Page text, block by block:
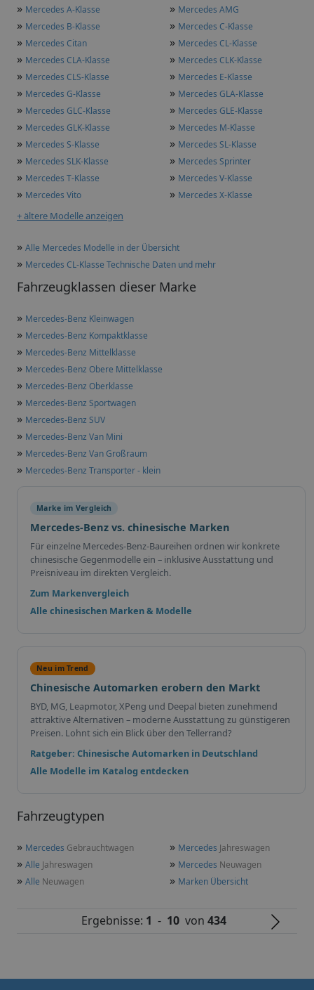
» Mercedes A-Klasse » Mercedes AMG
» Mercedes B-Klasse » Mercedes C-Klasse
» Mercedes Citan » Mercedes CL-Klasse
» Mercedes CLA-Klasse » Mercedes CLK-Klasse
» Mercedes CLS-Klasse » Mercedes E-Klasse
» Mercedes G-Klasse » Mercedes GLA-Klasse
» Mercedes GLC-Klasse » Mercedes GLE-Klasse
» Mercedes GLK-Klasse » Mercedes M-Klasse
» Mercedes S-Klasse » Mercedes SL-Klasse
» Mercedes SLK-Klasse » Mercedes Sprinter
» Mercedes T-Klasse » Mercedes V-Klasse
» Mercedes Vito » Mercedes X-Klasse
+ ältere Modelle anzeigen
» Alle Mercedes Modelle in der Übersicht
» Mercedes CL-Klasse Technische Daten und mehr
Fahrzeugklassen dieser Marke
» Mercedes-Benz Kleinwagen
» Mercedes-Benz Kompaktklasse
» Mercedes-Benz Mittelklasse
» Mercedes-Benz Obere Mittelklasse
» Mercedes-Benz Oberklasse
» Mercedes-Benz Sportwagen
» Mercedes-Benz SUV
» Mercedes-Benz Van Mini
» Mercedes-Benz Van Großraum
» Mercedes-Benz Transporter - klein
Marke im Vergleich
Mercedes-Benz vs. chinesische Marken
Für einzelne Mercedes-Benz-Baureihen ordnen wir konkrete
chinesische Gegenmodelle ein – inklusive Ausstattung und
Preisniveau im direkten Vergleich.
Zum Markenvergleich
Alle chinesischen Marken & Modelle
Neu im Trend
Chinesische Automarken erobern den Markt
BYD, MG, Leapmotor, XPeng und Deepal bieten zunehmend
attraktive Alternativen – moderne Ausstattung zu günstigeren
Preisen. Lohnt sich ein Blick über den Tellerrand?
Ratgeber: Chinesische Automarken in Deutschland
Alle Modelle im Katalog entdecken
Fahrzeugtypen
» Mercedes Gebrauchtwagen » Mercedes Jahreswagen
» Alle Jahreswagen » Mercedes Neuwagen
» Alle Neuwagen » Marken Übersicht
Ergebnisse: 1 - 10 von434